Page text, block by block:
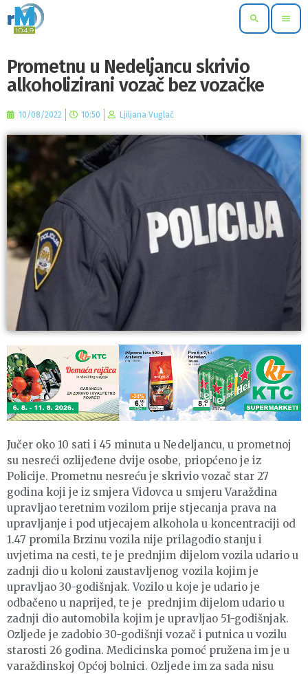
search menu
Prometnu u Nedeljancu skrivio
alkoholizirani vozač bez vozačke
10/08/2022 10:50 Ljiljana Vuglač
Jučer oko 10 sati i 45 minuta u Nedeljancu, u prometnoj
su nesreći ozlijeđene dvije osobe, priopćeno je iz
Policije. Prometnu nesreću je skrivio vozač star 27
godina koji je iz smjera Vidovca u smjeru Varaždina
upravljao teretnim vozilom prije stjecanja prava na
upravljanje i pod utjecajem alkohola u koncentraciji od
1.47 promila Brzinu vozila nije prilagodio stanju i
uvjetima na cesti, te je prednjim dijelom vozila udario u
zadnji dio u koloni zaustavljenog vozila kojim je
upravljao 30-godišnjak. Vozilo u koje je udario je
odbačeno u naprijed, te je prednjim dijelom udario u
zadnji dio automobila kojim je upravljao 51-godišnjak.
Ozljede je zadobio 30-godišnji vozač i putnica u vozilu
starosti 26 godina. Medicinska pomoć pružena im je u
varaždinskoj Općoj bolnici. Ozljede im za sada nisu